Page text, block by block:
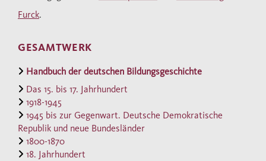
Umgangserziehung; pädagogisches Denken
und pädagogische Wissenschaft; Kindheit,
Hochschulen; Erwachsenenbildung;
Berufserziehung; Armenwesen und Fürsorge;
Pädagogische Medien. Alle Artikel werden
durch umfangreiche Quellen- und
Literaturnachweise ergänzt.
Die Grundlagen des modernen
Furck.
GESAMTWERK
Handbuch der deutschen Bildungsgeschichte
Das 15. bis 17. Jahrhundert
1918-1945
1945 bis zur Gegenwart. Deutsche Demokratische
Republik und neue Bundesländer
1800-1870
18. Jahrhundert